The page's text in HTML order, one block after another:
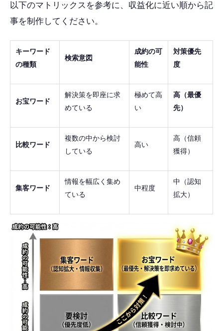
以下のマトリックスを参考に、収益化に近い順から記
事を制作してください。
キーワード
の種類
検索意図
成約の可
能性
対策優先
度
お宝ワード
解決策を即座に求
めている
極めて高
い
高（最優
先）
比較ワード
複数の中から検討
している
高い
高（信頼
獲得）
集客ワード
情報を幅広く集め
ている
中程度
中（認知
拡大）